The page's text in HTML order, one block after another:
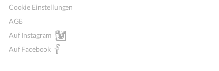
Cookie Einstellungen
AGB
Auf Instagram
Auf Facebook